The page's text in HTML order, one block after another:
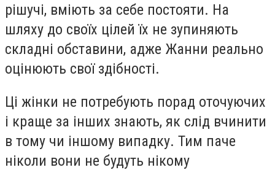
рішучі, вміють за себе постояти. На
шляху до своїх цілей їх не зупиняють
складні обставини, адже Жанни реально
оцінюють свої здібності.
Ці жінки не потребують порад оточуючих
і краще за інших знають, як слід вчинити
в тому чи іншому випадку. Тим паче
ніколи вони не будуть нікому